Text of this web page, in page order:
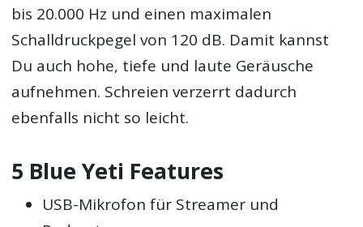
bis 20.000 Hz und einen maximalen
Schalldruckpegel von 120 dB. Damit kannst
Du auch hohe, tiefe und laute Geräusche
aufnehmen. Schreien verzerrt dadurch
ebenfalls nicht so leicht.
5 Blue Yeti Features
USB-Mikrofon für Streamer und